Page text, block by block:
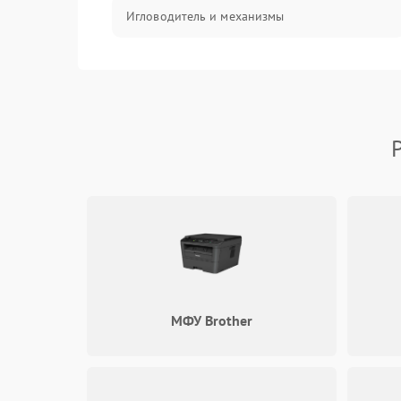
Игловодитель и механизмы
МФУ Brother